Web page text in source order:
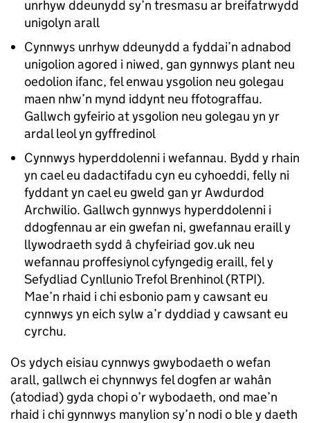
unrhyw ddeunydd sy’n tresmasu ar breifatrwydd
unigolyn arall
Cynnwys unrhyw ddeunydd a fyddai’n adnabod
unigolion agored i niwed, gan gynnwys plant neu
oedolion ifanc, fel enwau ysgolion neu golegau
maen nhw’n mynd iddynt neu ffotograffau.
Gallwch gyfeirio at ysgolion neu golegau yn yr
ardal leol yn gyffredinol
Cynnwys hyperddolenni i wefannau. Bydd y rhain
yn cael eu dadactifadu cyn eu cyhoeddi, felly ni
fyddant yn cael eu gweld gan yr Awdurdod
Archwilio. Gallwch gynnwys hyperddolenni i
ddogfennau ar ein gwefan ni, gwefannau eraill y
llywodraeth sydd â chyfeiriad gov.uk neu
wefannau proffesiynol cyfyngedig eraill, fel y
Sefydliad Cynllunio Trefol Brenhinol (RTPI).
Mae’n rhaid i chi esbonio pam y cawsant eu
cynnwys yn eich sylw a’r dyddiad y cawsant eu
cyrchu.
Os ydych eisiau cynnwys gwybodaeth o wefan
arall, gallwch ei chynnwys fel dogfen ar wahân
(atodiad) gyda chopi o’r wybodaeth, ond mae’n
rhaid i chi gynnwys manylion sy’n nodi o ble y daeth